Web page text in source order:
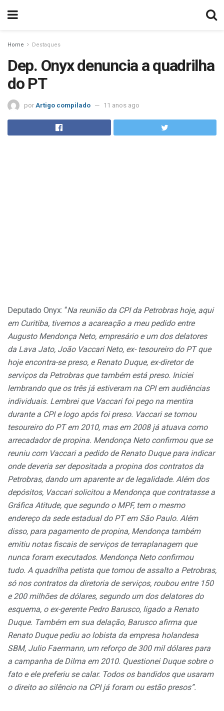
Home Destaques
Dep. Onyx denuncia a quadrilha
do PT
por Artigo compilado 11 anos ago
Deputado Onyx: “Na reunião da CPI da Petrobras hoje, aqui
em Curitiba, tivemos a acareação a meu pedido entre
Augusto Mendonça Neto, empresário e um dos delatores
da Lava Jato, João Vaccari Neto, ex- tesoureiro do PT que
hoje encontra-se preso, e Renato Duque, ex-diretor de
serviços da Petrobras que também está preso. Iniciei
lembrando que os três já estiveram na CPI em audiências
individuais. Lembrei que Vaccari foi pego na mentira
durante a CPI e logo após foi preso. Vaccari se tornou
tesoureiro do PT em 2010, mas em 2008 já atuava como
arrecadador de propina. Mendonça Neto confirmou que se
reuniu com Vaccari a pedido de Renato Duque para indicar
onde deveria ser depositada a propina dos contratos da
Petrobras, dando um aparente ar de legalidade. Além dos
depósitos, Vaccari solicitou a Mendonça que contratasse a
Gráfica Atitude, que segundo o MPF, tem o mesmo
endereço da sede estadual do PT em São Paulo. Além
disso, para pagamento de propina, Mendonça também
emitiu notas fiscais de serviços de terraplanagem que
nunca foram executados. Mendonça Neto confirmou
tudo. A quadrilha petista que tomou de assalto a Petrobras,
só nos contratos da diretoria de serviços, roubou entre 150
e 200 milhões de dólares, segundo um dos delatores do
esquema, o ex-gerente Pedro Barusco, ligado a Renato
Duque. Também em sua delação, Barusco afirma que
Renato Duque pediu ao lobista da empresa holandesa
SBM, Julio Faermann, um reforço de 300 mil dólares para
a campanha de Dilma em 2010. Questionei Duque sobre o
fato e ele preferiu se calar. Todos os bandidos que usaram
o direito ao silêncio na CPI já foram ou estão presos”.